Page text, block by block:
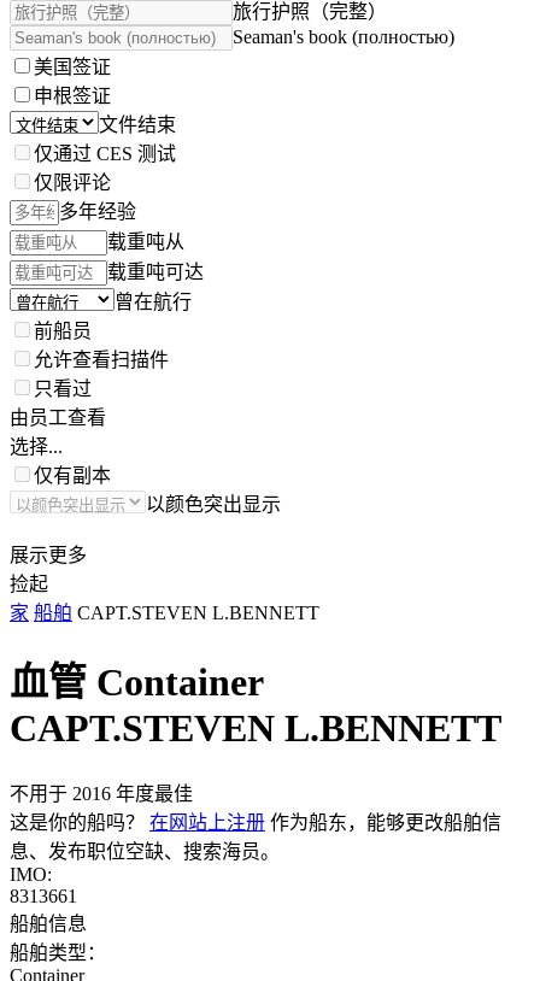
旅行护照（完整）
Seaman's book (полностью)
美国签证
申根签证
文件结束
仅通过 CES 测试
仅限评论
多年经验
载重吨从
载重吨可达
曾在航行
前船员
允许查看扫描件
只看过
由员工查看
选择...
仅有副本
以颜色突出显示
展示更多
捡起
家 船舶 CAPT.STEVEN L.BENNETT
血管 Container
CAPT.STEVEN L.BENNETT
不用于 2016 年度最佳
这是你的船吗？ 在网站上注册 作为船东，能够更改船舶信
息、发布职位空缺、搜索海员。
IMO:
8313661
船舶信息
船舶类型：
Container